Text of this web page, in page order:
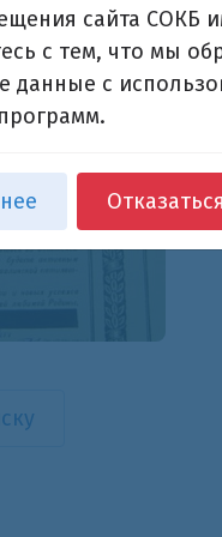
сайта СОКБ
с тем, что мы
данные с
Отказаться